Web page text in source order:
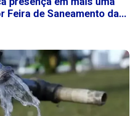
Feira de Saneamento da